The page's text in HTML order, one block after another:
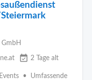
event_available 2 Tage alt
• Umfassende